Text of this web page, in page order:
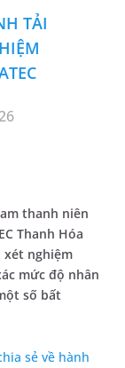
TẢI
thanh niên
Thanh Hóa
xét nghiệm
mức độ nhân
số bất
sẻ về hành